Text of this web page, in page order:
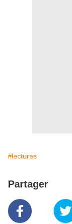
#lectures
Partager